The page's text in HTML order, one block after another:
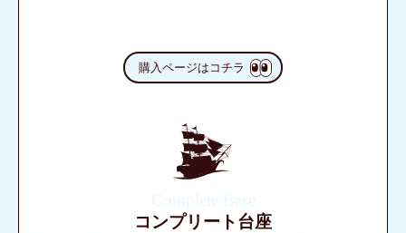
購入ページはコチラ
コンプリート台座